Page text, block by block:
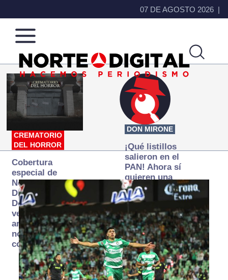
07 DE AGOSTO 2026
Norte
de
Ciudad
Más
que
noticias,
hacemos periodismo
CREMATORIO
DEL HORROR
Cobertura
especial de
Norte
Digital:
Donde la
verdad
arde… pero
no se
consume
DON MIRONE
¡Qué listillos
salieron en el
PAN! Ahora sí
quieren una
Fiscalía
autónoma… y
transexenal